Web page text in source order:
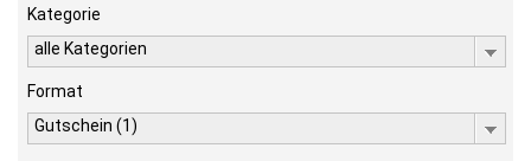
Kategorie
alle Kategorien
Format
Gutschein (1)